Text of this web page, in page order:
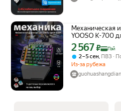
Механическая
YOOSO K-700
светодиодной
встроенными
Цена с картой
2 567₽ Пэй
2 – 5 сен, ПВЗ
Из-за рубежа
guohuashangdian